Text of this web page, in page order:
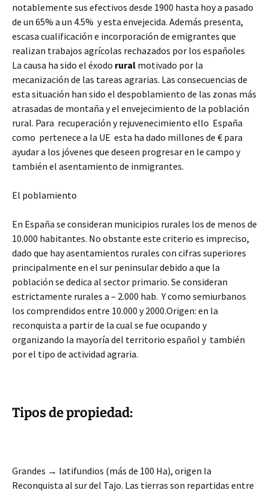
notablemente sus efectivos desde 1900 hasta hoy a pasado
de un 65% a un 4.5% y esta envejecida. Además presenta,
escasa cualificación e incorporación de emigrantes que
realizan trabajos agrícolas rechazados por los españoles
La causa ha sido el éxodo rural motivado por la
mecanización de las tareas agrarias. Las consecuencias de
esta situación han sido el despoblamiento de las zonas más
atrasadas de montaña y el envejecimiento de la población
rural. Para recuperación y rejuvenecimiento ello España
como pertenece a la UE esta ha dado millones de € para
ayudar a los jóvenes que deseen progresar en le campo y
también el asentamiento de inmigrantes.
El poblamiento
En España se consideran municipios rurales los de menos de
10.000 habitantes. No obstante este criterio es impreciso,
dado que hay asentamientos rurales con cifras superiores
principalmente en el sur peninsular debido a que la
población se dedica al sector primario. Se consideran
estrictamente rurales a – 2.000 hab. Y como semiurbanos
los comprendidos entre 10.000 y 2000.Origen: en la
reconquista a partir de la cual se fue ocupando y
organizando la mayoría del territorio español y también
por el tipo de actividad agraria.
Tipos de propiedad:
Grandes → latifundios (más de 100 Ha), origen la
Reconquista al sur del Tajo. Las tierras son repartidas entre